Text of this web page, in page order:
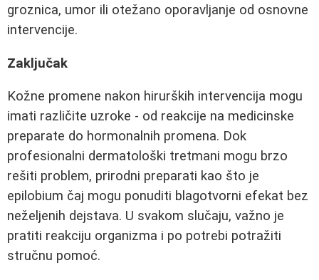
groznica, umor ili otežano oporavljanje od osnovne
intervencije.
Zaključak
Kožne promene nakon hirurških intervencija mogu
imati različite uzroke - od reakcije na medicinske
preparate do hormonalnih promena. Dok
profesionalni dermatološki tretmani mogu brzo
rešiti problem, prirodni preparati kao što je
epilobium čaj mogu ponuditi blagotvorni efekat bez
neželjenih dejstava. U svakom slučaju, važno je
pratiti reakciju organizma i po potrebi potražiti
stručnu pomoć.